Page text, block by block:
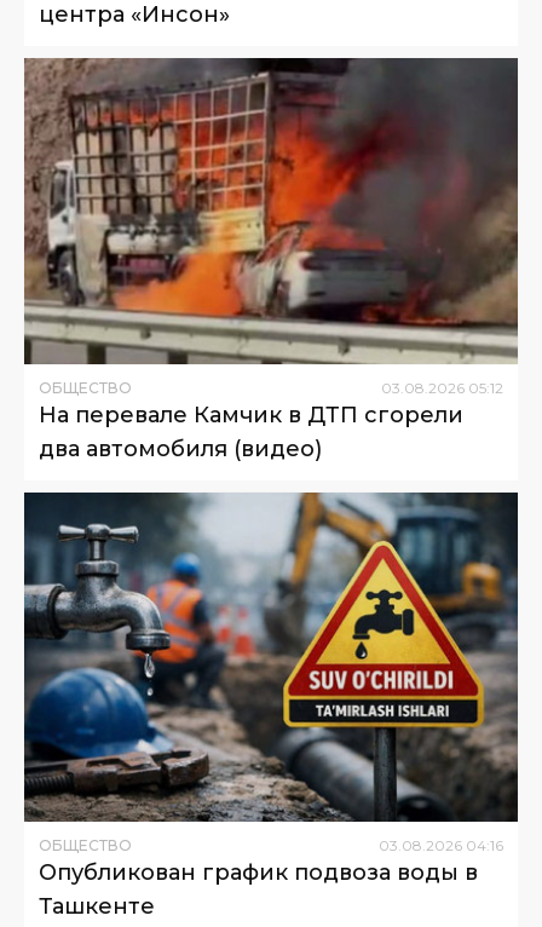
центра «Инсон»
ОБЩЕСТВО 03.08.2026 05:12
На перевале Камчик в ДТП сгорели
два автомобиля (видео)
ОБЩЕСТВО 03.08.2026 04:16
Опубликован график подвоза воды в
Ташкенте